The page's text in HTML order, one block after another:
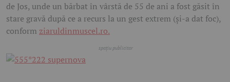
de Jos, unde un bărbat în vârstă de 55 de ani a fost găsit în
stare gravă după ce a recurs la un gest extrem (și-a dat foc),
conform ziaruldinmuscel.ro.